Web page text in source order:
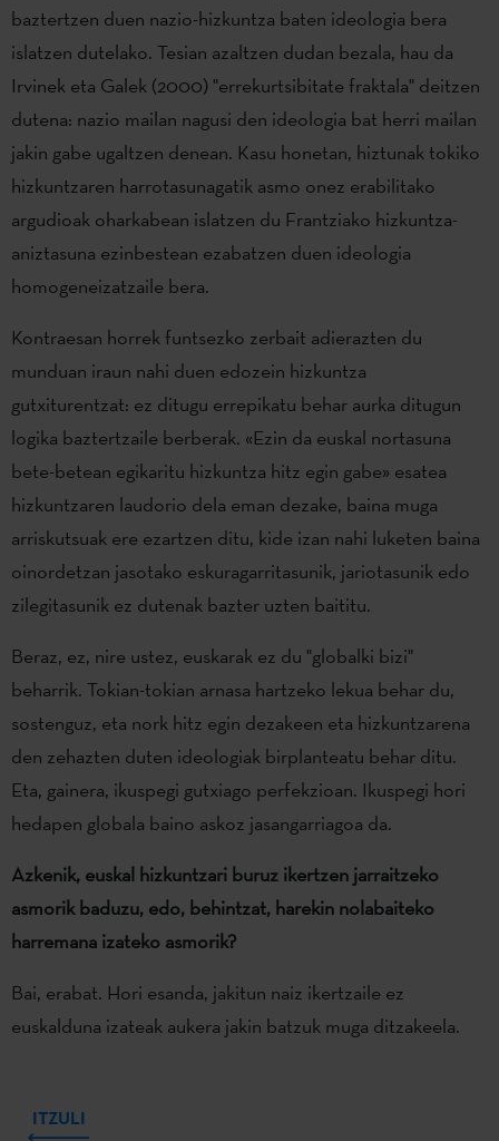
baztertzen duen nazio-hizkuntza baten ideologia bera
islatzen dutelako. Tesian azaltzen dudan bezala, hau da
Irvinek eta Galek (2000) "errekurtsibitate fraktala" deitzen
dutena: nazio mailan nagusi den ideologia bat herri mailan
jakin gabe ugaltzen denean. Kasu honetan, hiztunak tokiko
hizkuntzaren harrotasunagatik asmo onez erabilitako
argudioak oharkabean islatzen du Frantziako hizkuntza-
aniztasuna ezinbestean ezabatzen duen ideologia
homogeneizatzaile bera.
Kontraesan horrek funtsezko zerbait adierazten du
munduan iraun nahi duen edozein hizkuntza
gutxiturentzat: ez ditugu errepikatu behar aurka ditugun
logika baztertzaile berberak. «Ezin da euskal nortasuna
bete-betean egikaritu hizkuntza hitz egin gabe» esatea
hizkuntzaren laudorio dela eman dezake, baina muga
arriskutsuak ere ezartzen ditu, kide izan nahi luketen baina
oinordetzan jasotako eskuragarritasunik, jariotasunik edo
zilegitasunik ez dutenak bazter uzten baititu.
Beraz, ez, nire ustez, euskarak ez du "globalki bizi"
beharrik. Tokian-tokian arnasa hartzeko lekua behar du,
sostenguz, eta nork hitz egin dezakeen eta hizkuntzarena
den zehazten duten ideologiak birplanteatu behar ditu.
Eta, gainera, ikuspegi gutxiago perfekzioan. Ikuspegi hori
hedapen globala baino askoz jasangarriagoa da.
Azkenik, euskal hizkuntzari buruz ikertzen jarraitzeko
asmorik baduzu, edo, behintzat, harekin nolabaiteko
harremana izateko asmorik?
Bai, erabat. Hori esanda, jakitun naiz ikertzaile ez
euskalduna izateak aukera jakin batzuk muga ditzakeela.
ITZULI